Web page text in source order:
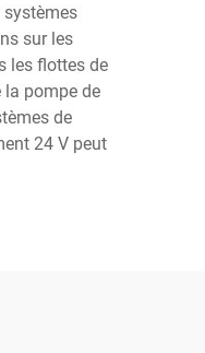
sur les
les flottes de
la pompe de
de
24 V peut